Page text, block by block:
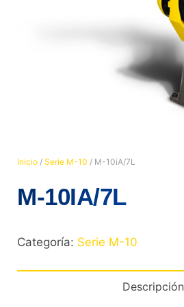
Inicio / Serie M-10 / M-10iA/7L
M-10IA/7L
Categoría: Serie M-10
Descripción